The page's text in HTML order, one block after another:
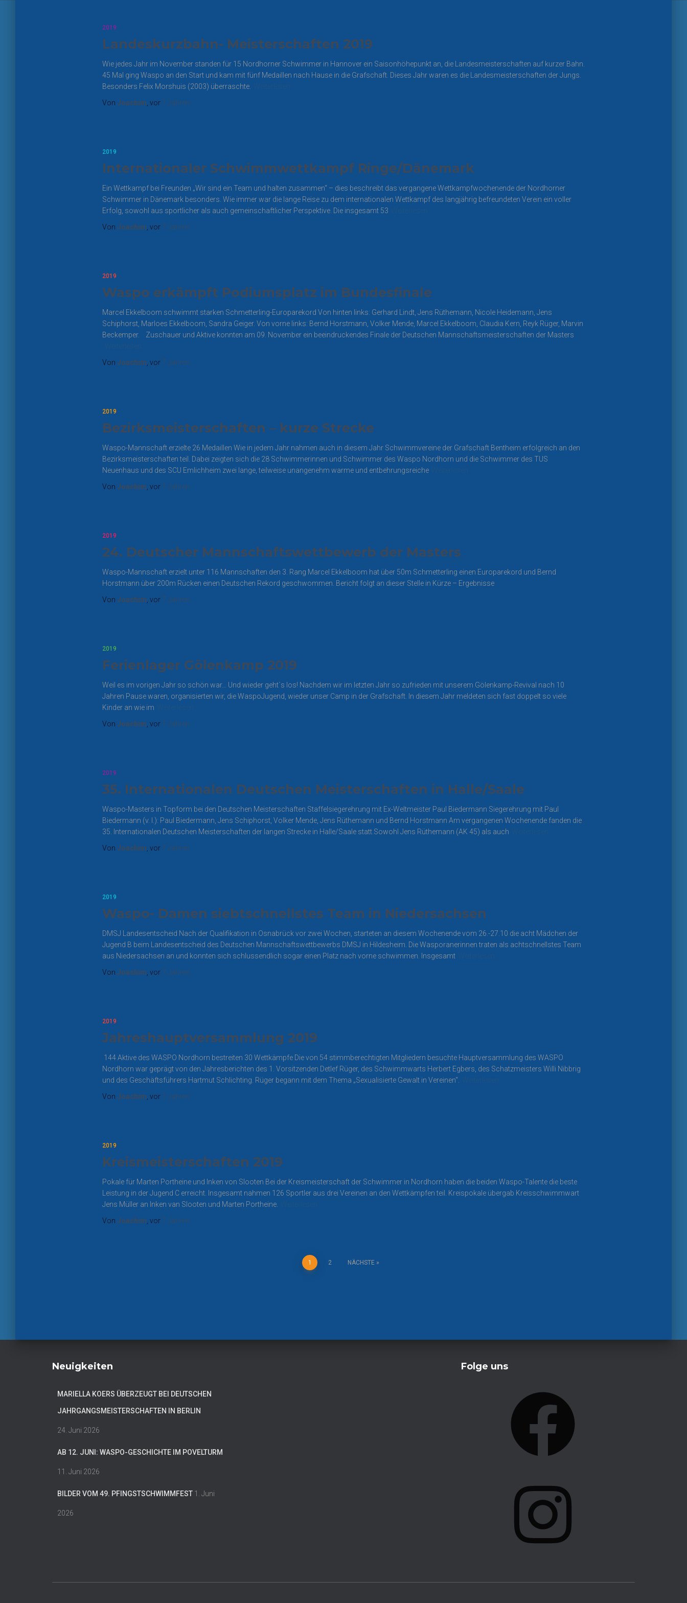
2019
Landeskurzbahn- Meisterschaften 2019
Wie jedes Jahr im November standen für 15 Nordhorner Schwimmer in Hannover ein Saisonhöhepunkt an, die Landesmeisterschaften auf kurzer Bahn.
45 Mal ging Waspo an den Start und kam mit fünf Medaillen nach Hause in die Grafschaft. Dieses Jahr waren es die Landesmeisterschaften der Jungs.
Besonders Felix Morshuis (2003) überraschte.
Von Joachim , vor 7 Jahren
2019
Internationaler Schwimmwettkampf Ringe/Dänemark
Ein Wettkampf bei Freunden „Wir sind ein Team und halten zusammen“ – dies beschreibt das vergangene Wettkampfwochenende der Nordhorner
Schwimmer in Dänemark besonders. Wie immer war die lange Reise zu dem internationalen Wettkampf des langjährig befreundeten Verein ein voller
Erfolg, sowohl aus sportlicher als auch gemeinschaftlicher Perspektive. Die insgesamt 53
Von Joachim , vor 7 Jahren
2019
Waspo erkämpft Podiumsplatz im Bundesfinale
Marcel Ekkelboom schwimmt starken Schmetterling-Europarekord Von hinten links: Gerhard Lindt, Jens Rüthemann, Nicole Heidemann, Jens
Schiphorst, Marloes Ekkelboom, Sandra Geiger. Von vorne links: Bernd Horstmann, Volker Mende, Marcel Ekkelboom, Claudia Kern, Reyk Rüger, Marvin
Beckemper. Zuschauer und Aktive konnten am 09. November ein beeindruckendes Finale der Deutschen Mannschaftsmeisterschaften der Masters
Von Joachim , vor 7 Jahren
2019
Bezirksmeisterschaften – kurze Strecke
Waspo-Mannschaft erzielte 26 Medaillen Wie in jedem Jahr nahmen auch in diesem Jahr Schwimmvereine der Grafschaft Bentheim erfolgreich an den
Bezirksmeisterschaften teil. Dabei zeigten sich die 28 Schwimmerinnen und Schwimmer des Waspo Nordhorn und die Schwimmer des TUS
Neuenhaus und des SCU Emlichheim zwei lange, teilweise unangenehm warme und entbehrungsreiche
Von Joachim , vor 7 Jahren
2019
24. Deutscher Mannschaftswettbewerb der Masters
Waspo-Mannschaft erzielt unter 116 Mannschaften den 3. Rang Marcel Ekkelboom hat über 50m Schmetterling einen Europarekord und Bernd
Horstmann über 200m Rücken einen Deutschen Rekord geschwommen. Bericht folgt an dieser Stelle in Kürze – Ergebnisse
Von Joachim , vor 7 Jahren
2019
Ferienlager Gölenkamp 2019
Weil es im vorigen Jahr so schön war… Und wieder geht`s los! Nachdem wir im letzten Jahr so zufrieden mit unserem Gölenkamp-Revival nach 10
Jahren Pause waren, organisierten wir, die WaspoJugend, wieder unser Camp in der Grafschaft. In diesem Jahr meldeten sich fast doppelt so viele
Kinder an wie im
Von Joachim , vor 7 Jahren
2019
35. Internationalen Deutschen Meisterschaften in Halle/Saale
Waspo-Masters in Topform bei den Deutschen Meisterschaften Staffelsiegerehrung mit Ex-Weltmeister Paul Biedermann Siegerehrung mit Paul
Biedermann (v. l.): Paul Biedermann, Jens Schiphorst, Volker Mende, Jens Rüthemann und Bernd Horstmann Am vergangenen Wochenende fanden die
35. Internationalen Deutschen Meisterschaften der langen Strecke in Halle/Saale statt.Sowohl Jens Rüthemann (AK 45) als auch
Von Joachim , vor 7 Jahren
2019
Waspo- Damen siebtschnellstes Team in Niedersachsen
DMSJ Landesentscheid Nach der Qualifikation in Osnabrück vor zwei Wochen, starteten an diesem Wochenende vom 26.-27.10 die acht Mädchen der
Jugend B beim Landesentscheid des Deutschen Mannschaftswettbewerbs DMSJ in Hildesheim. Die Wasporanerinnen traten als achtschnellstes Team
aus Niedersachsen an und konnten sich schlussendlich sogar einen Platz nach vorne schwimmen. Insgesamt
Von Joachim , vor 7 Jahren
2019
Jahreshauptversammlung 2019
144 Aktive des WASPO Nordhorn bestreiten 30 Wettkämpfe Die von 54 stimmberechtigten Mitgliedern besuchte Hauptversammlung des WASPO
Nordhorn war geprägt von den Jahresberichten des 1. Vorsitzenden Detlef Rüger, des Schwimmwarts Herbert Egbers, des Schatzmeisters Willi Nibbrig
und des Geschäftsführers Hartmut Schlichting. Rüger begann mit dem Thema „Sexualisierte Gewalt in Vereinen“.
Von Joachim , vor 7 Jahren
2019
Kreismeisterschaften 2019
Pokale für Marten Portheine und Inken von Slooten Bei der Kreismeisterschaft der Schwimmer in Nordhorn haben die beiden Waspo-Talente die beste
Leistung in der Jugend C erreicht. Insgesamt nahmen 126 Sportler aus drei Vereinen an den Wettkämpfen teil. Kreispokale übergab Kreisschwimmwart
Jens Müller an Inken van Slooten und Marten Portheine.
Von Joachim , vor 7 Jahren
Seitennummerierung
1 2 NÄCHSTE
Neuigkeiten
MARIELLA KOERS ÜBERZEUGT BEI DEUTSCHEN
JAHRGANGSMEISTERSCHAFTEN IN BERLIN
24. Juni 2026
AB 12. JUNI: WASPO-GESCHICHTE IM POVELTURM
11. Juni 2026
BILDER VOM 49. PFINGSTSCHWIMMFEST 1. Juni
2026
Folge uns
R